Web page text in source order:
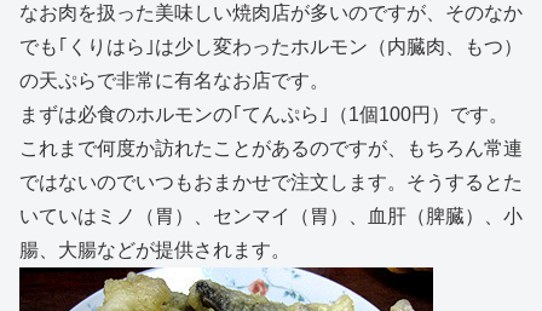
なお肉を扱った美味しい焼肉店が多いのですが、そのなか
でも｢くりはら｣は少し変わったホルモン（内臓肉、もつ）
の天ぷらで非常に有名なお店です。
まずは必食のホルモンの｢てんぷら｣（1個100円）です。
これまで何度か訪れたことがあるのですが、もちろん常連
ではないのでいつもおまかせで注文します。そうするとた
いていはミノ（胃）、センマイ（胃）、血肝（脾臓）、小
腸、大腸などが提供されます。